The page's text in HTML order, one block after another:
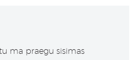
ma praegu sisimas